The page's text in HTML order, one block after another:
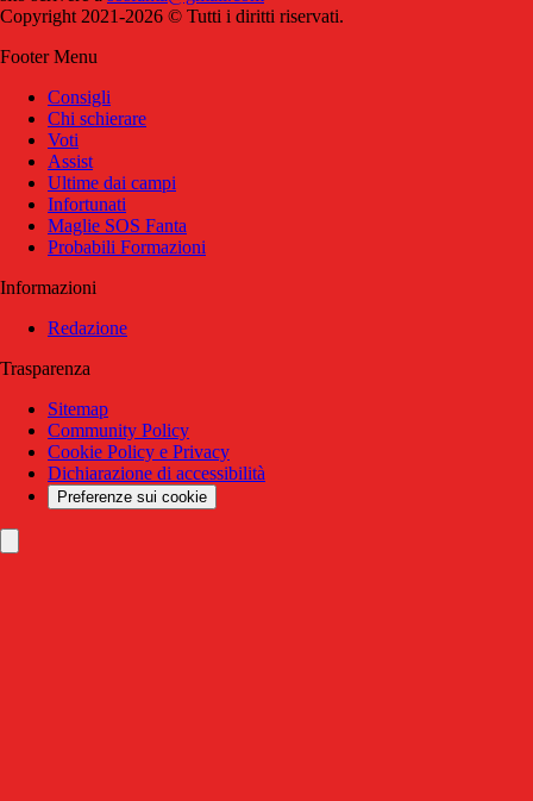
Copyright 2021-2026 © Tutti i diritti riservati.
Footer Menu
Consigli
Chi schierare
Voti
Assist
Ultime dai campi
Infortunati
Maglie SOS Fanta
Probabili Formazioni
Informazioni
Redazione
Trasparenza
Sitemap
Community Policy
Cookie Policy e Privacy
Dichiarazione di accessibilità
Preferenze sui cookie